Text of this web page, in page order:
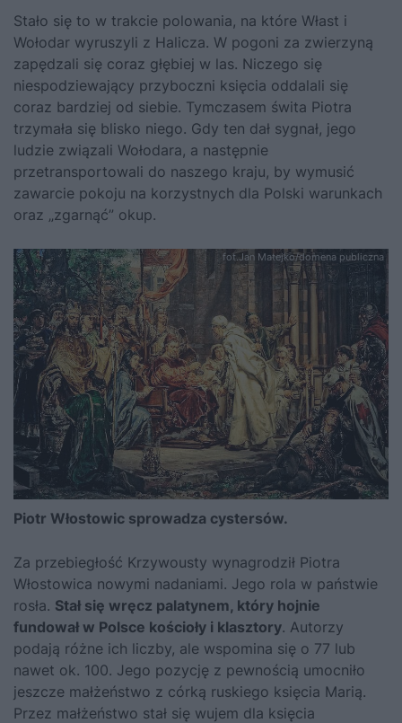
Stało się to w trakcie polowania, na które Włast i
Wołodar wyruszyli z Halicza. W pogoni za zwierzyną
zapędzali się coraz głębiej w las. Niczego się
niespodziewający przyboczni księcia oddalali się
coraz bardziej od siebie. Tymczasem świta Piotra
trzymała się blisko niego. Gdy ten dał sygnał, jego
ludzie związali Wołodara, a następnie
przetransportowali do naszego kraju, by wymusić
zawarcie pokoju na korzystnych dla Polski warunkach
oraz „zgarnąć” okup.
fot.Jan Matejko/domena publiczna
Piotr Włostowic sprowadza cystersów.
Za przebiegłość Krzywousty wynagrodził Piotra
Włostowica nowymi nadaniami. Jego rola w państwie
rosła. Stał się wręcz palatynem, który hojnie
fundował w Polsce kościoły i klasztory. Autorzy
podają różne ich liczby, ale wspomina się o 77 lub
nawet ok. 100. Jego pozycję z pewnością umocniło
jeszcze małżeństwo z córką ruskiego księcia Marią.
Przez małżeństwo stał się wujem dla księcia